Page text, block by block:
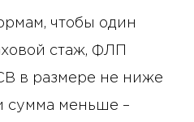
чтобы один
стаж, ФЛП
в размере не ниже
сумма меньше –